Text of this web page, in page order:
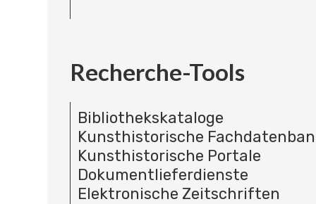
Recherche-Tools
Bibliothekskataloge
Kunsthistorische
Kunsthistorische Portale
Dokumentlieferdienste
Elektronische Zeitschriften